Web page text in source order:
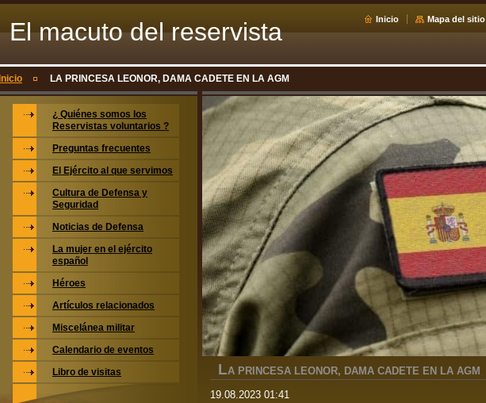
El macuto del reservista
voluntario
Inicio Mapa del sitio
Inicio LA PRINCESA LEONOR, DAMA CADETE EN LA AGM
LA PRINCESA LEONOR, DAMA CADETE EN LA AGM
19.08.2023 01:41
¿ Quiénes somos los
Reservistas voluntarios ?
Preguntas frecuentes
El Ejército al que servimos
Cultura de Defensa y
Seguridad
Noticias de Defensa
La mujer en el ejército
español
Héroes
Artículos relacionados
Miscelánea militar
Calendario de eventos
Libro de visitas